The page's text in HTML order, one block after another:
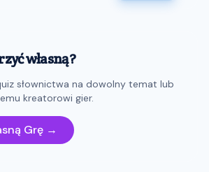
własną?
słownictwa na dowolny temat lub
kreatorowi gier.
Grę →